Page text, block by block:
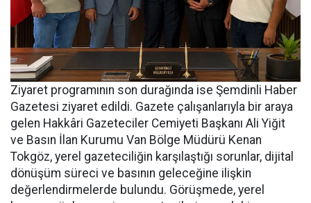
Ziyaret programının son durağında ise Şemdinli Haber
Gazetesi ziyaret edildi. Gazete çalışanlarıyla bir araya
gelen Hakkâri Gazeteciler Cemiyeti Başkanı Ali Yiğit
ve Basın İlan Kurumu Van Bölge Müdürü Kenan
Tokgöz, yerel gazeteciliğin karşılaştığı sorunlar, dijital
dönüşüm süreci ve basının geleceğine ilişkin
değerlendirmelerde bulundu. Görüşmede, yerel